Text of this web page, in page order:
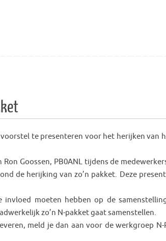
te presenteren voor het herijken van
Goossen, PB0ANL tijdens de
de herijking van zo’n pakket. Deze
invloed moeten hebben op de
zo’n N-pakket gaat samenstellen.
meld je dan aan voor de werkgroep